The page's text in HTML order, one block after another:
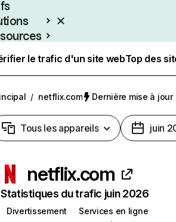
le trafic d'un site webTop des
/ netflix.com Dernière mise à jour
Tous les appareils juin
netflix.com
Statistiques du trafic juin 2026
Divertissement
Services en ligne